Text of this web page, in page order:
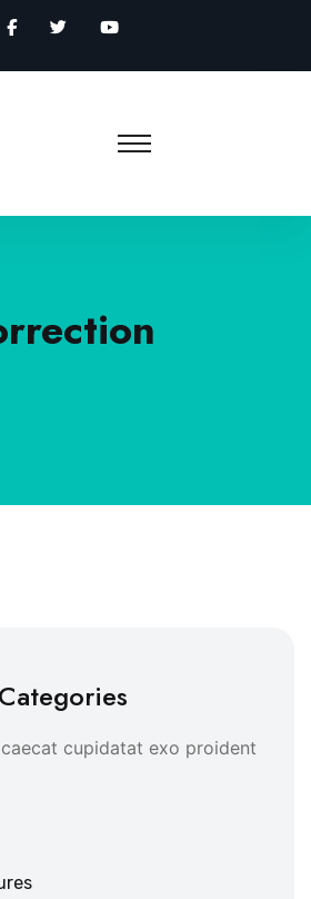
Categories
cupidatat exo proident